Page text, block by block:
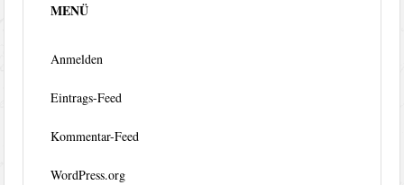
MENÜ
Anmelden
Eintrags-Feed
Kommentar-Feed
WordPress.org